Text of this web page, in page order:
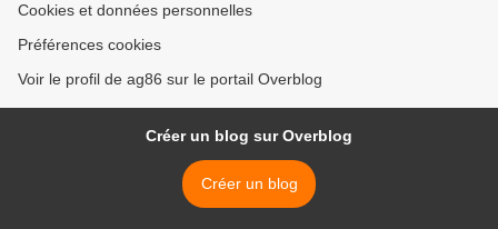
Cookies et données personnelles
Préférences cookies
Voir le profil de ag86 sur le portail Overblog
Créer un blog sur Overblog
Créer un blog